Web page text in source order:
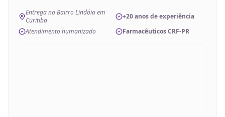
Entrega no Bairro Lindóia em
Curitiba
+20 anos de experiência
Atendimento humanizado
Farmacêuticos CRF-PR